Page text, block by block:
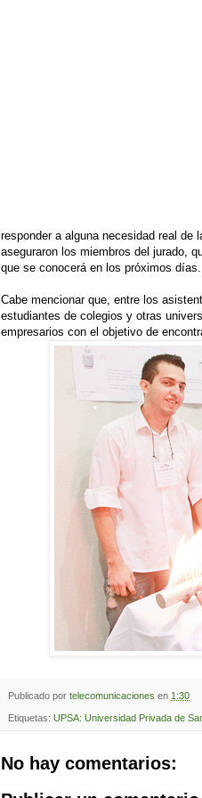
responder a alguna necesidad real
aseguraron los miembros del jurado,
que se conocerá en los próximos días.
Cabe mencionar que, entre los
estudiantes de colegios y otras
empresarios con el objetivo de
Publicado por telecomunicaciones en 1:30
Etiquetas: UPSA: Universidad Privada de
No hay comentarios: